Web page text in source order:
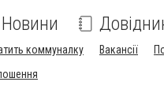
Новини
коммуналку Вакансії